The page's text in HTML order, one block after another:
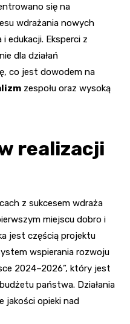
się na
wdrażania nowych
edukacji. Eksperci z
dla działań
co jest dowodem na
zespołu oraz wysoką
realizacji
z sukcesem wdraża
miejscu dobro i
jest częścią projektu
wspierania rozwoju
2024–2026”, który jest
państwa. Działania
jakości opieki nad